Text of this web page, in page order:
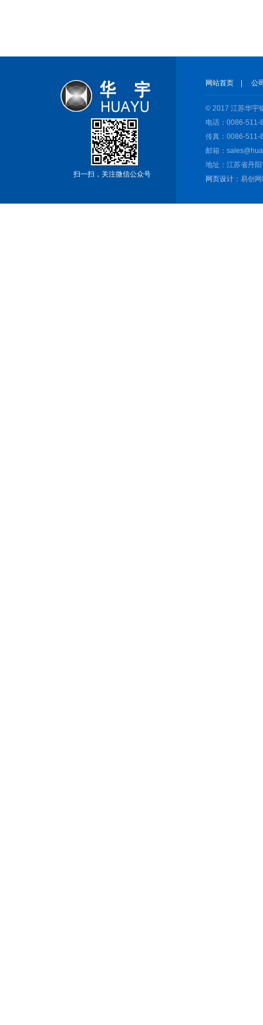
扫一扫，关注微信公众号
网站首页 公
© 2017 江苏华宇
电话：0086-511-
传真：0086-511-
邮箱：
地址：江苏省丹
网页设计 ：易创